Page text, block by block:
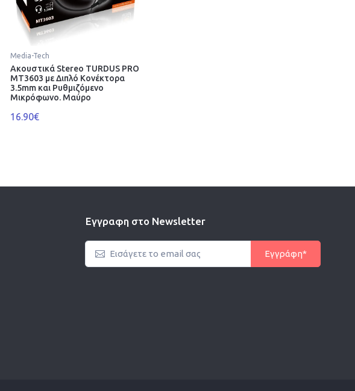
Media-Tech
Ακουστικά Stereo TURDUS PRO
MT3603 με Διπλό Κονέκτορα
3.5mm και Ρυθμιζόμενο
Μικρόφωνο. Μαύρο
16.90€
Εγγραφη στο Newsletter
Εγγράφη*